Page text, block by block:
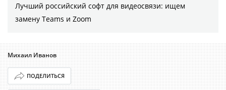
Лучший российский софт для видеосвязи: ищем
замену Teams и Zoom
Михаил Иванов
ПОДЕЛИТЬСЯ